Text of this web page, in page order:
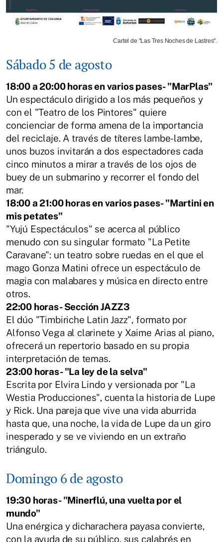
Cartel de "Las Tres Noches de Lastres".
Sábado 5 de agosto
18:00 a 20:00 horas en varios pases- "MarPlas"
Un espectáculo dirigido a los más pequeños y
con el "Teatro de los Pintores" quiere
concienciar de forma amena de la importancia
del reciclaje. A través de títeres lambe-lambe,
unos buzos invitarán a dos espectadores cada
cinco minutos a mirar a través de los ojos de
buey de un submarino y recorrer el fondo del
mar.
18:00 a 21:00 horas en varios pases- "Martini en
mis petates"
"Yujú Espectáculos" se acerca al público
menudo con su singular formato "La Petite
Caravane": un teatro sobre ruedas en el que el
mago Gonza Matini ofrece un espectáculo de
magia con malabares y música en directo entre
otros.
22:00 horas- Sección JAZZ3
El dúo "Timbiriche Latin Jazz", formato por
Alfonso Vega al clarinete y Xaime Arias al piano,
ofrecerá un repertorio basado en su propia
interpretación de temas.
23:00 horas- "La ley de la selva"
Escrita por Elvira Lindo y versionada por "La
Westia Producciones", cuenta la historia de Lupe
y Rick. Una pareja que vive una vida aburrida
hasta que, una noche, la vida de Lupe da un giro
inesperado y se ve viviendo en un extraño
triángulo.
Domingo 6 de agosto
19:30 horas- "Minerflú, una vuelta por el
mundo"
Una enérgica y dicharachera payasa convierte,
con la ayuda de su público, sus calabrés en